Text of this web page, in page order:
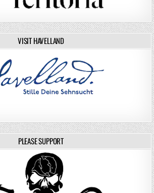
VISIT HAVELLAND
PLEASE SUPPORT